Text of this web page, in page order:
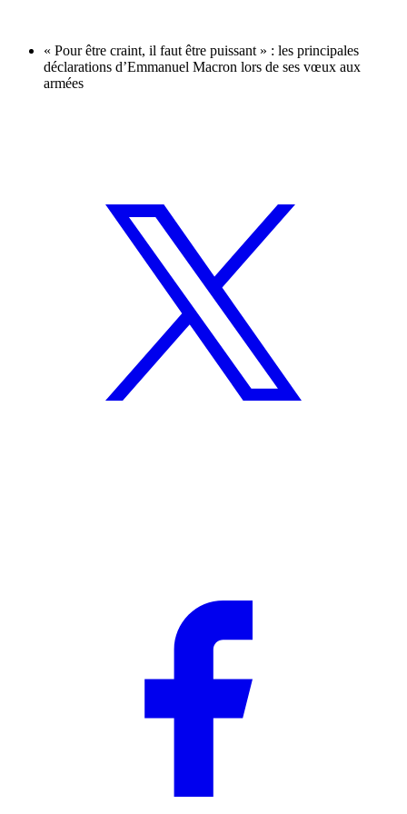
« Pour être craint, il faut être puissant » : les principales
déclarations d’Emmanuel Macron lors de ses vœux aux
armées